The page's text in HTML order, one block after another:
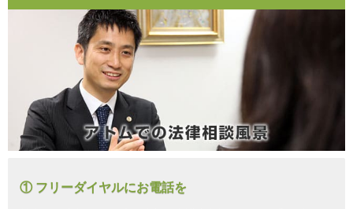
① フリーダイヤルにお電話を